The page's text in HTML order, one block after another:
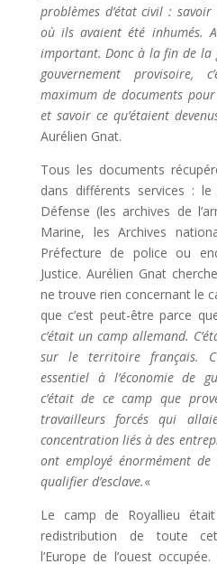
problèmes d’état civil :
où ils avaient été inhumés.
important. Donc à la fin de
gouvernement provisoire,
maximum de documents
et savoir ce qu’étaient
Aurélien Gnat.
Tous les documents
dans différents services :
Défense (les archives de
Marine, les Archives
Préfecture de police ou
Justice. Aurélien Gnat
ne trouve rien concernant le
que c’est peut-être parce
c’était un camp allemand.
sur le territoire français.
essentiel à l’économie de
c’était de ce camp que
travailleurs forcés qui
concentration liés à des
ont employé énormément de
qualifier d’esclave.«
Le camp de Royallieu
redistribution de toute
l’Europe de l’ouest